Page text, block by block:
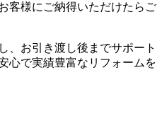
客様にご納得いただけたらご
、お引き渡し後までサポート
心で実績豊富なリフォームを